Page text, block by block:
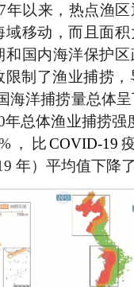
年以来，热点渔
域移动，而且面积
和国内海洋保护
限制了渔业捕捞，
海洋捕捞量总体呈
年总体渔业捕捞强
，比COVID-19
年）平均值下降了